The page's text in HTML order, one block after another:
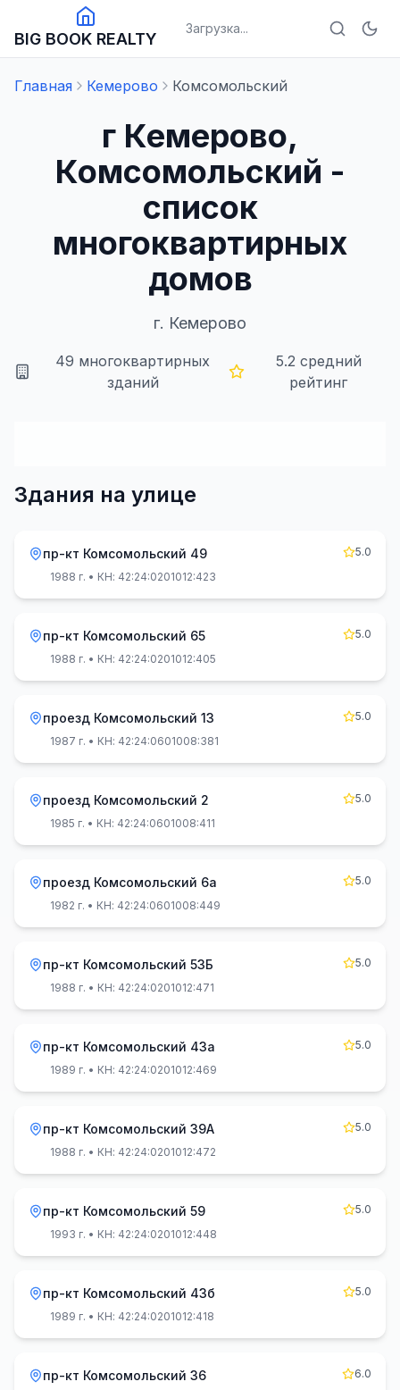
BIG BOOK REALTY
Загрузка...
Главная Кемерово Комсомольский
г Кемерово,
Комсомольский -
список
многоквартирных
домов
г. Кемерово
49 многоквартирных
зданий
5.2 средний
рейтинг
Здания на улице
пр-кт Комсомольский 49
5.0
1988 г. • КН: 42:24:0201012:423
пр-кт Комсомольский 65
5.0
1988 г. • КН: 42:24:0201012:405
проезд Комсомольский 13
5.0
1987 г. • КН: 42:24:0601008:381
проезд Комсомольский 2
5.0
1985 г. • КН: 42:24:0601008:411
проезд Комсомольский 6а
5.0
1982 г. • КН: 42:24:0601008:449
пр-кт Комсомольский 53Б
5.0
1988 г. • КН: 42:24:0201012:471
пр-кт Комсомольский 43а
5.0
1989 г. • КН: 42:24:0201012:469
пр-кт Комсомольский 39А
5.0
1988 г. • КН: 42:24:0201012:472
пр-кт Комсомольский 59
5.0
1993 г. • КН: 42:24:0201012:448
пр-кт Комсомольский 43б
5.0
1989 г. • КН: 42:24:0201012:418
пр-кт Комсомольский 36
6.0